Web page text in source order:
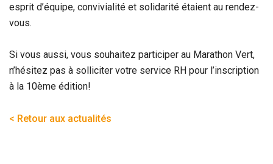
esprit d’équipe, convivialité et solidarité étaient au rendez-
vous.
Si vous aussi, vous souhaitez participer au Marathon Vert,
n’hésitez pas à solliciter votre service RH pour l’inscription
à la 10ème édition!
< Retour aux actualités